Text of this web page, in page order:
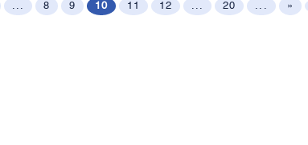
... 8 9 10 11 12 ... 20 ... »